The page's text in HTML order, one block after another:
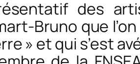
des
Bruno que
» et qui s’est